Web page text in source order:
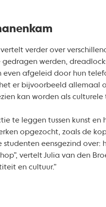
verder over
werden,
afgeleid door hun
er bijvoorbeeld allemaal
kan worden als
te leggen tussen kunst
opgezocht, zoals de
studenten eensgezind
vertelt Julia van den
en cultuur.”